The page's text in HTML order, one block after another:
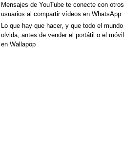
Mensajes de YouTube te conecte con otros
usuarios al compartir vídeos en WhatsApp
Lo que hay que hacer, y que todo el mundo
olvida, antes de vender el portátil o el móvil
en Wallapop